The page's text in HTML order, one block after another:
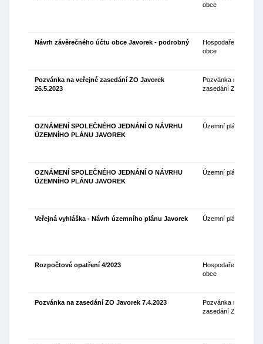
obce
Návrh závěrečného účtu obce Javorek - podrobný
Hospodaření
obce
Pozvánka na veřejné zasedání ZO Javorek
26.5.2023
Pozvánka na
zasedání ZO
OZNÁMENÍ SPOLEČNÉHO JEDNÁNÍ O NÁVRHU
ÚZEMNÍHO PLÁNU JAVOREK
Územní plán
OZNÁMENÍ SPOLEČNÉHO JEDNÁNÍ O NÁVRHU
ÚZEMNÍHO PLÁNU JAVOREK
Územní plán
Veřejná vyhláška - Návrh územního plánu Javorek Územní plán
Rozpočtové opatření 4/2023
Hospodaření
obce
Pozvánka na zasedání ZO Javorek 7.4.2023
Pozvánka na
zasedání ZO